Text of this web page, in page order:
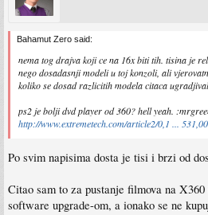
Bahamut Zero said:
nema tog drajva koji ce na 16x biti tih. tisina je
nego dosadasnji modeli u toj konzoli, ali
koliko se dosad razlicitih modela citaca
ps2 je bolji dvd player od 360? hell yeah.
http://www.extremetech.com/article2/0,1 ...
Po svim napisima dosta je tisi i brzi od
Citao sam to za pustanje filmova na
software upgrade-om, a ionako se ne